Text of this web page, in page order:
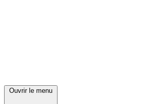
Ouvrir le menu